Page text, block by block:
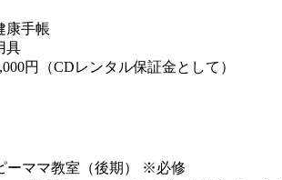
康手帳
具
円（CDレンタル保証金として）
ーママ教室（後期） ※必修